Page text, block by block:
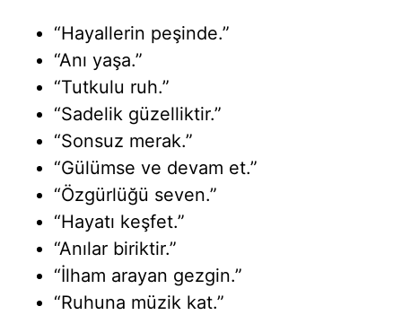
“Hayallerin peşinde.”
“Anı yaşa.”
“Tutkulu ruh.”
“Sadelik güzelliktir.”
“Sonsuz merak.”
“Gülümse ve devam et.”
“Özgürlüğü seven.”
“Hayatı keşfet.”
“Anılar biriktir.”
“İlham arayan gezgin.”
“Ruhuna müzik kat.”